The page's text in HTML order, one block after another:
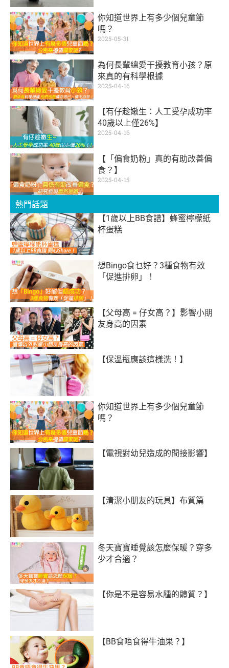
你知道世界上有多少個兒童節
嗎？
2025-05-31
為何長輩總愛干擾教育小孩？原
來真的有科學根據
2025-04-16
【有仔趁嫩生：人工受孕成功率
40歲以上僅26%】
2025-04-16
【「偏食奶粉」真的有助改善偏
食？】
2025-04-15
熱門話題
【1歲以上BB食譜】蜂蜜檸檬紙
杯蛋糕
想Bingo食乜好？3種食物有效
「促進排卵」！
【父母高 = 仔女高？】影響小朋
友身高的因素
【保溫瓶應該這樣洗！】
你知道世界上有多少個兒童節
嗎？
【電視對幼兒造成的間接影響】
【清潔小朋友的玩具】布質篇
冬天寶寶睡覺該怎麼保暖？穿多
少才合適？
【你是不是容易水腫的體質？】
【BB食唔食得牛油果？】